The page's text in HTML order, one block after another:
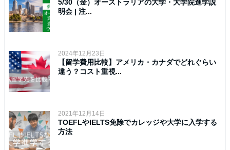
5/30（金）オーストラリアの大学・大学院進学説
明会 | 注...
2024年12月23日
【留学費用比較】アメリカ・カナダでどれぐらい
違う？コスト重視...
2021年12月14日
TOEFLやIELTS免除でカレッジや大学に入学する
方法